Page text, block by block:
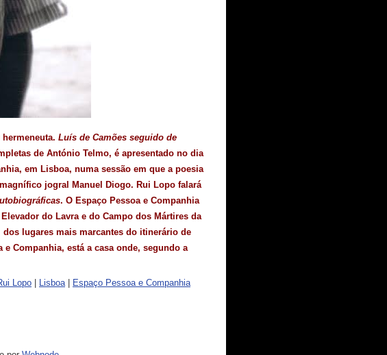
Luís de Camões seguido de
de António Telmo, é apresentado no dia
em Lisboa, numa sessão em que a poesia
jogral Manuel Diogo. Rui Lopo falará
. O Espaço Pessoa e Companhia
do Lavra e do Campo dos Mártires da
lugares mais marcantes do itinerário de
Companhia, está a casa onde, segundo a
Lopo Lisboa Espaço Pessoa e Companhia